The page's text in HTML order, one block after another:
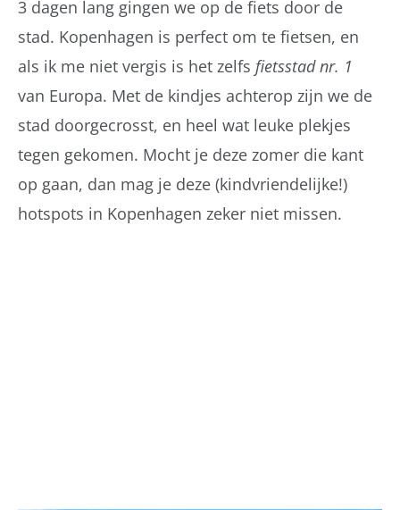
3 dagen lang gingen we op de fiets door de
stad. Kopenhagen is perfect om te fietsen, en
als ik me niet vergis is het zelfs fietsstad nr. 1
van Europa. Met de kindjes achterop zijn we de
stad doorgecrosst, en heel wat leuke plekjes
tegen gekomen. Mocht je deze zomer die kant
op gaan, dan mag je deze (kindvriendelijke!)
hotspots in Kopenhagen zeker niet missen.